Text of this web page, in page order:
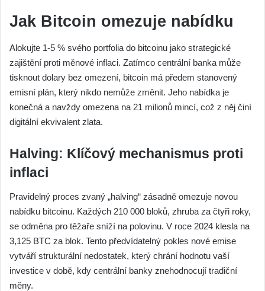
Jak Bitcoin omezuje nabídku
Alokujte 1-5 % svého portfolia do bitcoinu jako strategické
zajištění proti měnové inflaci. Zatímco centrální banka může
tisknout dolary bez omezení, bitcoin má předem stanovený
emisní plán, který nikdo nemůže změnit. Jeho nabídka je
konečná a navždy omezena na 21 milionů mincí, což z něj činí
digitální ekvivalent zlata.
Halving: Klíčový mechanismus proti
inflaci
Pravidelný proces zvaný „halving“ zásadně omezuje novou
nabídku bitcoinu. Každých 210 000 bloků, zhruba za čtyři roky,
se odměna pro těžaře sníží na polovinu. V roce 2024 klesla na
3,125 BTC za blok. Tento předvídatelný pokles nové emise
vytváří strukturální nedostatek, který chrání hodnotu vaší
investice v době, kdy centrální banky znehodnocují tradiční
měny.